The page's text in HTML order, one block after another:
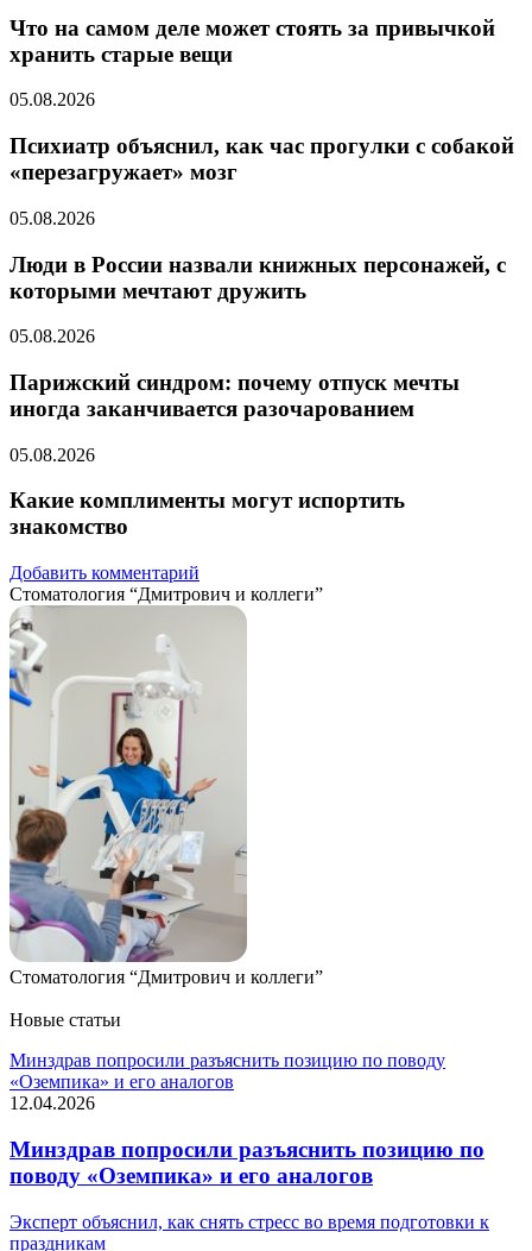
Что на самом деле может стоять за привычкой
хранить старые вещи
05.08.2026
Психиатр объяснил, как час прогулки с собакой
«перезагружает» мозг
05.08.2026
Люди в России назвали книжных персонажей, с
которыми мечтают дружить
05.08.2026
Парижский синдром: почему отпуск мечты
иногда заканчивается разочарованием
05.08.2026
Какие комплименты могут испортить
знакомство
Добавить комментарий
Стоматология “Дмитрович и коллеги”
Стоматология “Дмитрович и коллеги”
Новые статьи
Минздрав попросили разъяснить позицию по поводу
«Оземпика» и его аналогов
12.04.2026
Минздрав попросили разъяснить позицию по
поводу «Оземпика» и его аналогов
Эксперт объяснил, как снять стресс во время подготовки к
праздникам